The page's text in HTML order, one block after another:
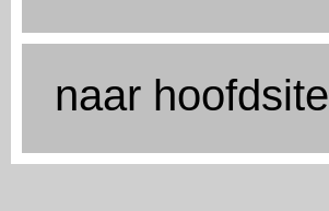
naar hoofdsite